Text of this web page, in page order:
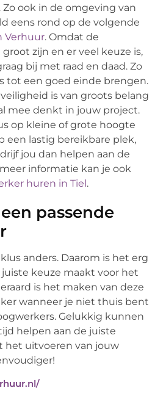
ook in de omgeving van
eens rond op de volgende
Verhuur. Omdat de
zijn en er veel keuze is,
bij met raad en daad. Zo
tot een goed einde brengen.
is van groots belang
mee denkt in jouw project.
op kleine of grote hoogte
een lastig bereikbare plek,
jou dan helpen aan de
informatie kan je ook
huren in Tiel .
passende
anders. Daarom is het erg
keuze maakt voor het
is het maken van deze
wanneer je niet thuis bent
Gelukkig kunnen
helpen aan de juiste
het uitvoeren van jouw